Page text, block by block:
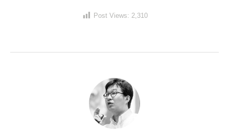
Post Views: 2,310